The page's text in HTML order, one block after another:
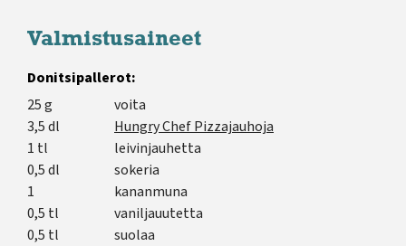
Valmistusaineet
Donitsipallerot:
25 g
voita
3,5 dl
Hungry Chef Pizzajauhoja
1 tl
leivinjauhetta
0,5 dl
sokeria
1
kananmuna
0,5 tl
vaniljauutetta
0,5 tl
suolaa